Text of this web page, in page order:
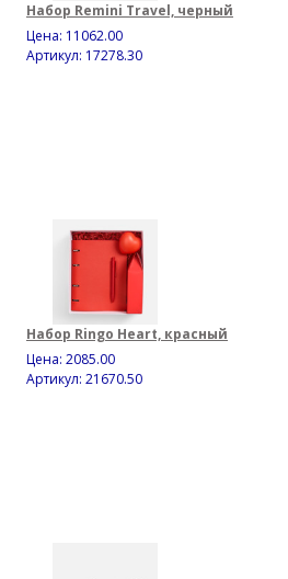
Набор Remini Travel, черный
Цена: 11062.00
Артикул: 17278.30
Набор Ringo Heart, красный
Цена: 2085.00
Артикул: 21670.50